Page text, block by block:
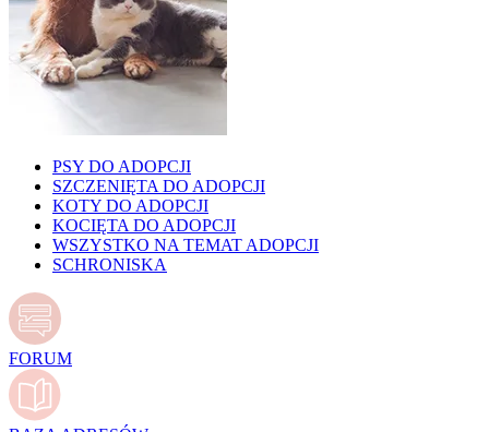
PSY DO ADOPCJI
SZCZENIĘTA DO ADOPCJI
KOTY DO ADOPCJI
KOCIĘTA DO ADOPCJI
WSZYSTKO NA TEMAT ADOPCJI
SCHRONISKA
FORUM